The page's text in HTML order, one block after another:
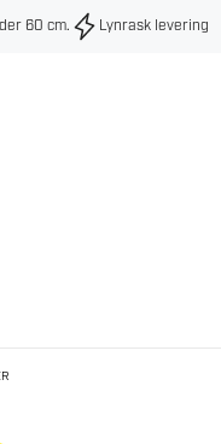
60 cm. Lynrask levering